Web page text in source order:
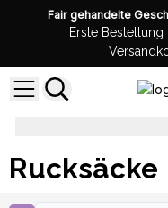
Fair gehandelte
Erste Bestellung
Rucksäcke